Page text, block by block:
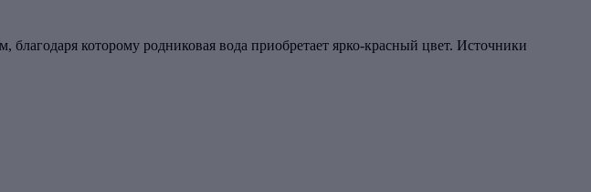
которому родниковая вода приобретает ярко-красный цвет. Источники